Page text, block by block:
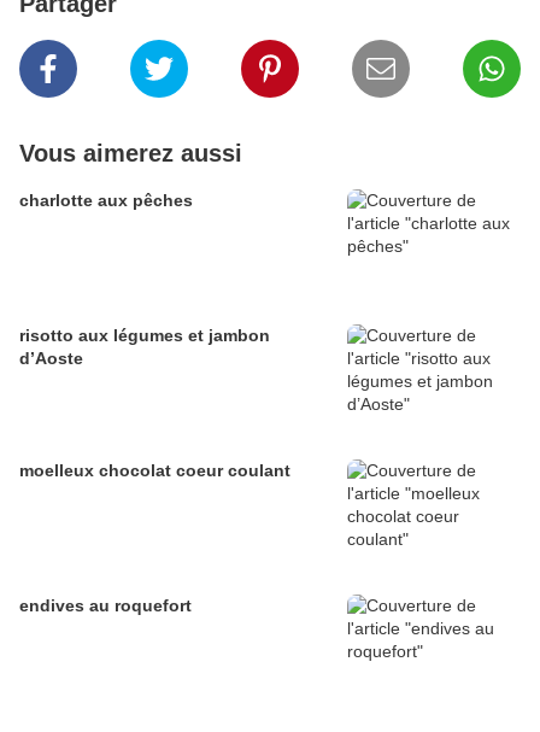
Vous aimerez aussi
charlotte aux pêches
risotto aux légumes et jambon
d’Aoste
moelleux chocolat coeur coulant
endives au roquefort